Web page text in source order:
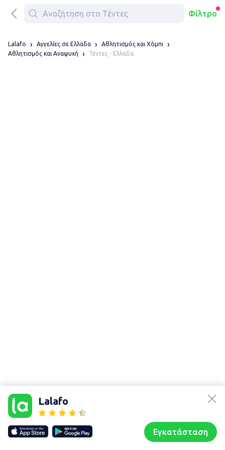
Φίλτρο
Lalafo
Εγκατάσταση
Lalafo Αγγελίες σε Ελλαδα
Αθλητισμός και Χόμπι
Αθλητισμός και Αναψυχή
Τέντες - Ελλαδα
Our websites
lalafo.kg
lalafo.rs
lalafo.pl
Sitemap
Συζητήσεις Προφίλ